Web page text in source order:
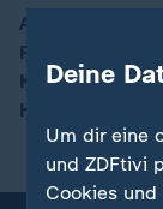
00:16
Auch in Berlin
Korrespondent
Hauptstadt
Deine
Um dir eine
und ZDFtivi
Cookies